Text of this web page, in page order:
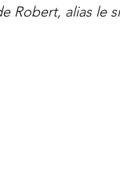
Robert, alias